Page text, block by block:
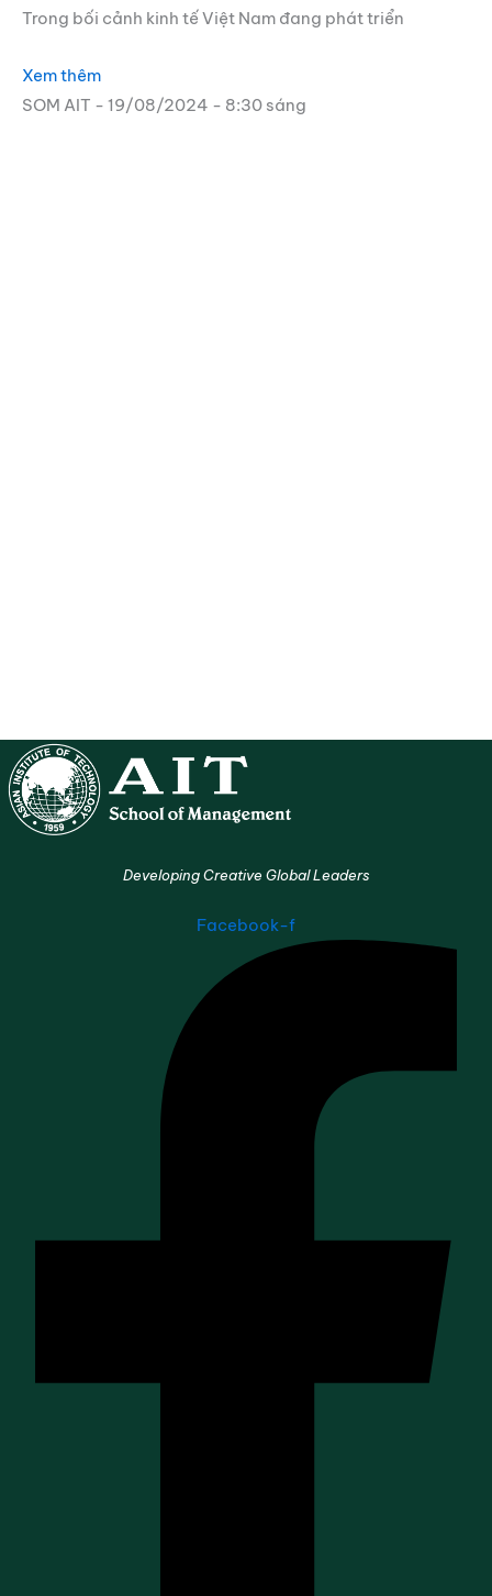
Trong bối cảnh kinh tế Việt Nam đang phát triển
Xem thêm
SOM AIT
19/08/2024 8:30 sáng
Developing Creative Global Leaders
Facebook-f